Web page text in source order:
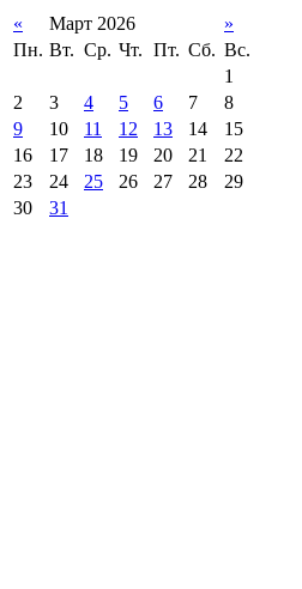
« Март 2026
»
Пн. Вт. Ср. Чт. Пт. Сб. Вс.
1
2
3 4 5 6 7
8
9
10 11 12 13 14
15
16
17 18 19 20 21
22
23
24 25 26 27 28
29
30
31